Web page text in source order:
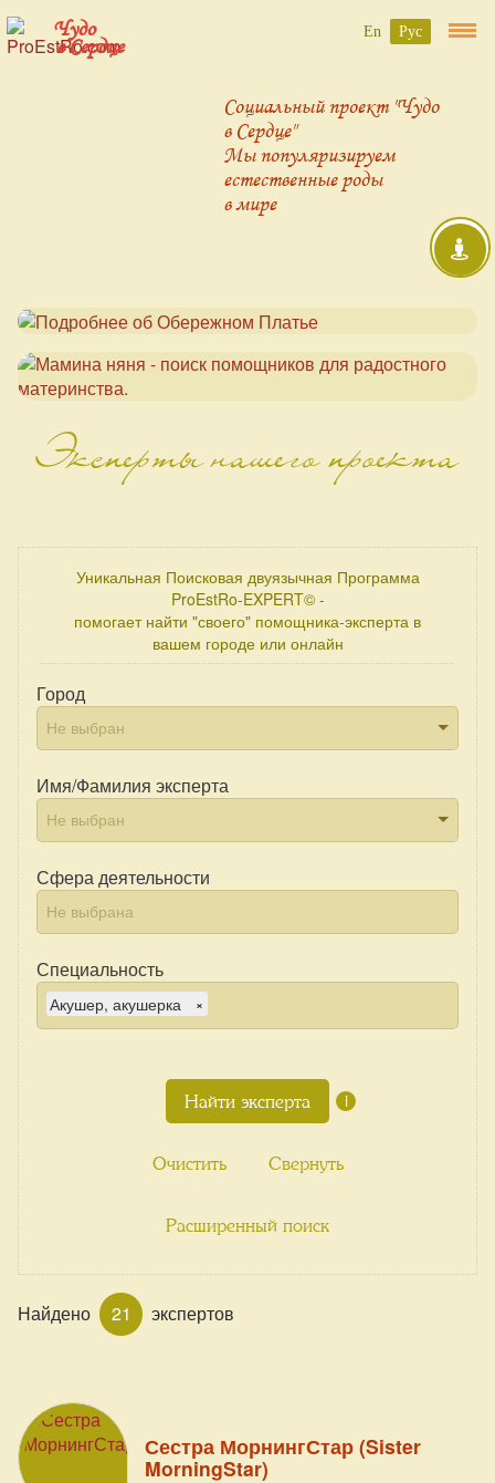
Чудо
в Сердце
Социальный проект "Чудо
в Сердце"
Мы популяризируем
естественные роды
в мире
Эксперты нашего проекта
Уникальная Поисковая двуязычная Программа
ProEstRo-EXPERT© -
помогает найти "своего" помощника-эксперта в
вашем городе или онлайн
Город
Имя/Фамилия эксперта
Сфера деятельности
Специальность
Акушер, акушерка ×
i
Очистить Свернуть
Расширенный поиск
Найдено 21 экспертов
Сестра МорнингСтар (Sister
MorningStar)
En Рус